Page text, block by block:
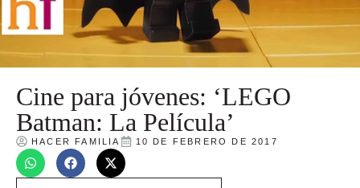
Cine para jóvenes: ‘LEGO
Batman: La Película’
HACER FAMILIA 10 DE FEBRERO DE 2017